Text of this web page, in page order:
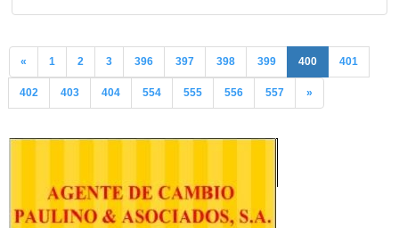
« 1 2 3 396 397 398 399 400 401
402 403 404 554 555 556 557 »